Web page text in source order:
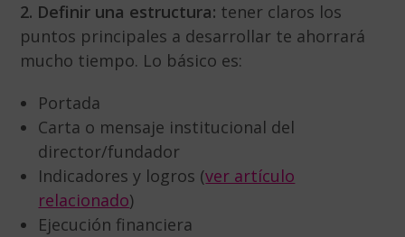
2. Definir una estructura: tener claros los
puntos principales a desarrollar te ahorrará
mucho tiempo. Lo básico es:
Portada
Carta o mensaje institucional del
director/fundador
Indicadores y logros (ver artículo
relacionado)
Ejecución financiera